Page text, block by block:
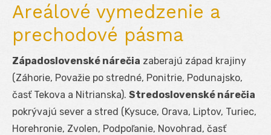
Areálové vymedzenie a
prechodové pásma
Západoslovenské nárečia zaberajú západ krajiny
(Záhorie, Považie po stredné, Ponitrie, Podunajsko,
časť Tekova a Nitrianska). Stredoslovenské nárečia
pokrývajú sever a stred (Kysuce, Orava, Liptov, Turiec,
Horehronie, Zvolen, Podpoľanie, Novohrad, časť